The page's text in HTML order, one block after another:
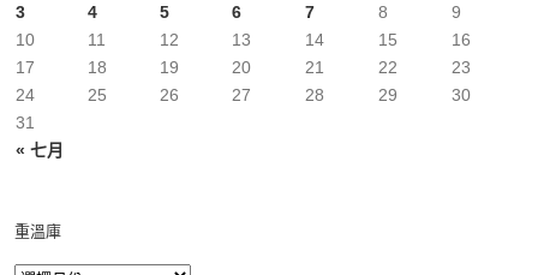
« 七月
3
4 5 6 7 8
9
10
11 12 13 14 15
16
17
18 19 20 21 22
23
24
25 26 27 28 29
30
31
重溫庫